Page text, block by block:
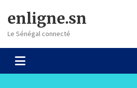
content
enligne.sn
Le Sénégal connecté